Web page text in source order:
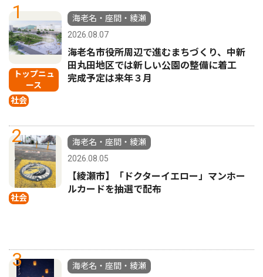
1
トップニュ
ース
社会
海老名・座間・綾瀬
2026.08.07
海老名市役所周辺で進むまちづくり、中新
田丸田地区では新しい公園の整備に着工
完成予定は来年３月
2
社会
海老名・座間・綾瀬
2026.08.05
【綾瀬市】「ドクターイエロー」マンホー
ルカードを抽選で配布
3
海老名・座間・綾瀬